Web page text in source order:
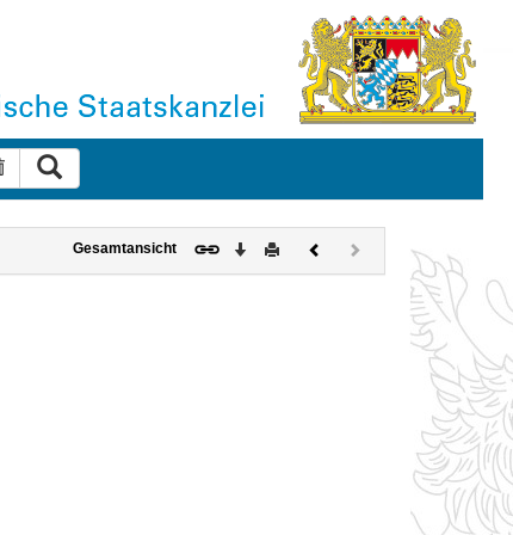
Suche zurücksetzen
Gesamtansicht Download
DruckenVorherigesNächstes
Dokument
(inaktiv)